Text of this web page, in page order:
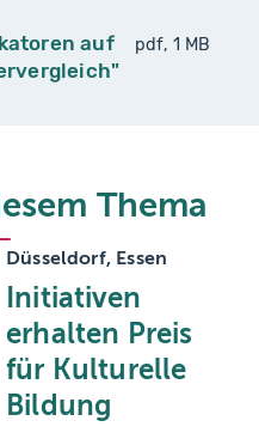
auf
pdf, 1 MB
Thema
Düsseldorf, Essen
Initiativen
erhalten Preis
für Kulturelle
Bildung